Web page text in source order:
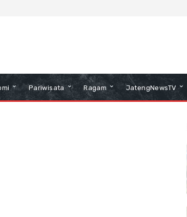
Pariwisata Ragam JatengNewsTV